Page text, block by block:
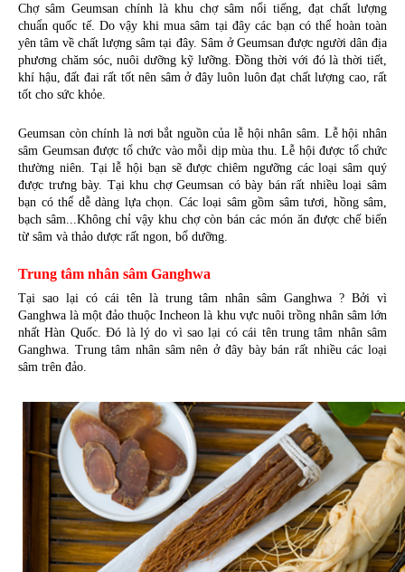
Chợ sâm Geumsan chính là khu chợ sâm nổi tiếng, đạt chất lượng
chuẩn quốc tế. Do vậy khi mua sâm tại đây các bạn có thể hoàn toàn
yên tâm về chất lượng sâm tại đây. Sâm ở Geumsan được người dân địa
phương chăm sóc, nuôi dưỡng kỹ lưỡng. Đồng thời với đó là thời tiết,
khí hậu, đất đai rất tốt nên sâm ở đây luôn luôn đạt chất lượng cao, rất
tốt cho sức khỏe.
Geumsan còn chính là nơi bắt nguồn của lễ hội nhân sâm. Lễ hội nhân
sâm Geumsan được tổ chức vào mỗi dịp mùa thu. Lễ hội được tổ chức
thường niên. Tại lễ hội bạn sẽ được chiêm ngưỡng các loại sâm quý
được trưng bày. Tại khu chợ Geumsan có bày bán rất nhiều loại sâm
bạn có thể dễ dàng lựa chọn. Các loại sâm gồm sâm tươi, hồng sâm,
bạch sâm...Không chỉ vậy khu chợ còn bán các món ăn được chế biến
từ sâm và thảo dược rất ngon, bổ dưỡng.
Trung tâm nhân sâm Ganghwa
Tại sao lại có cái tên là trung tâm nhân sâm Ganghwa ? Bởi vì
Ganghwa là một đảo thuộc Incheon là khu vực nuôi trồng nhân sâm lớn
nhất Hàn Quốc. Đó là lý do vì sao lại có cái tên trung tâm nhân sâm
Ganghwa. Trung tâm nhân sâm nên ở đây bày bán rất nhiều các loại
sâm trên đảo.